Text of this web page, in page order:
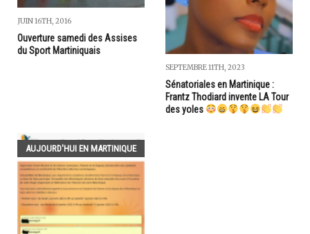
JUIN 16TH, 2016
Ouverture samedi des Assises
du Sport Martiniquais
SEPTEMBRE 11TH, 2023
Sénatoriales en Martinique :
Frantz Thodiard invente LA Tour
des yoles
AUJOURD'HUI EN MARTINIQUE